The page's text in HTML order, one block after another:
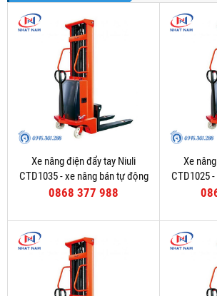
Xe nâng điện đẩy tay Niuli
CTD1035 - xe nâng bán tự động
0868 377 988
Xe
CTD1025